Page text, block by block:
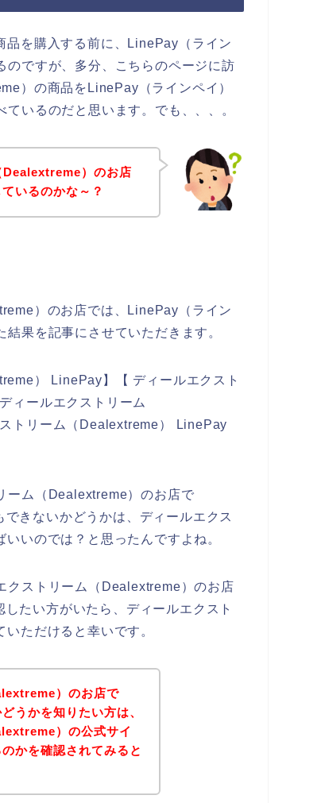
を購入する前に、LinePay（ライン
のですが、多分、こちらのページに訪
）の商品をLinePay（ラインペイ）
いるのだと思います。でも、、、。
Dealextreme）のお店
いるのかな～？
）のお店では、LinePay（ライン
果を記事にさせていただきます。
） LinePay】【 ディールエクスト
ィールエクストリーム
トリーム（Dealextreme） LinePay
ーム（Dealextreme）のお店で
きないかどうかは、ディールエクス
いのでは？と思ったんですよね。
クストリーム（Dealextreme）のお店
たい方がいたら、ディールエクスト
ただけると幸いです。
）のお店で
うかを知りたい方は、
）の公式サイ
かを確認されてみると